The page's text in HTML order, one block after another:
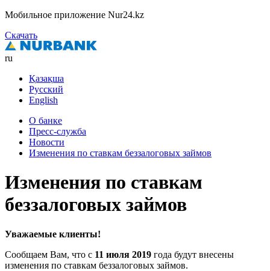
Мобильное приложение Nur24.kz
Скачать
ru
Қазақша
Русский
English
О банке
Пресс-служба
Новости
Изменения по ставкам беззалоговых займов
Изменения по ставкам
беззалоговых займов
Уважаемые клиенты!
Сообщаем Вам, что с 11 июля 2019 года будут внесены
изменения по ставкам беззалоговых займов.